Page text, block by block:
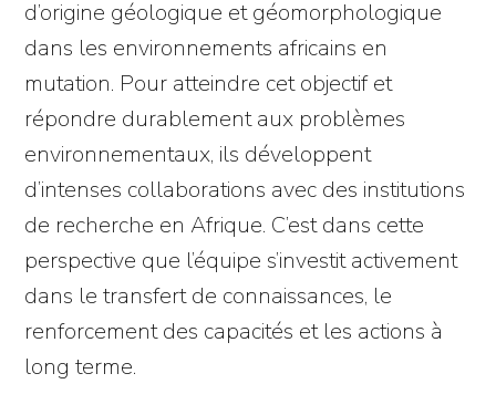
d’origine géologique et géomorphologique
dans les environnements africains en
mutation. Pour atteindre cet objectif et
répondre durablement aux problèmes
environnementaux, ils développent
d’intenses collaborations avec des institutions
de recherche en Afrique. C’est dans cette
perspective que l’équipe s’investit activement
dans le transfert de connaissances, le
renforcement des capacités et les actions à
long terme.